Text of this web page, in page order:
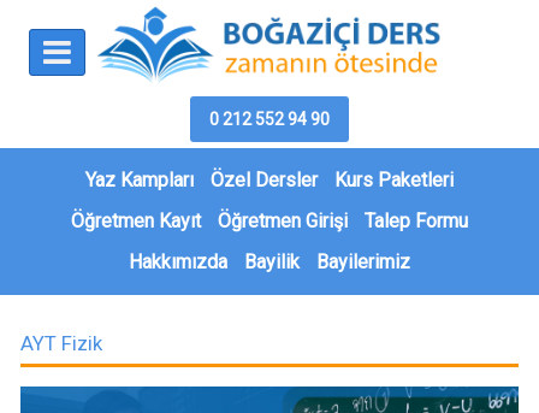
0 212 552 94 90
Yaz Kampları Özel Dersler
Kurs Paketleri
Öğretmen Kayıt
Öğretmen Girişi
Talep Formu
Hakkımızda
Bayilik Bayilerimiz
AYT Fizik